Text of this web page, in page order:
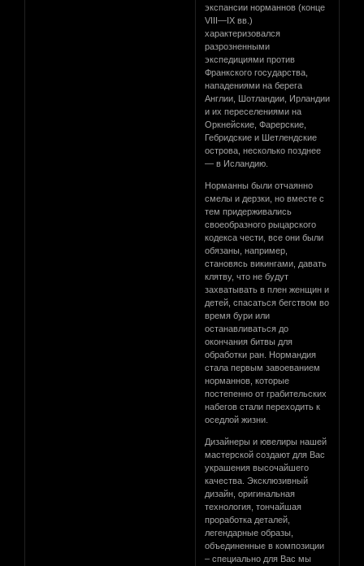
экспансии норманнов (конце
VIII—IX вв.)
характеризовался
разрозненными
экспедициями против
Франкского государства,
нападениями на берега
Англии, Шотландии, Ирландии
и их переселениями на
Оркнейские, Фарерские,
Гебридские и Шетлендские
острова, несколько позднее
— в Исландию.
Норманны были отчаянно
смелы и дерзки, но вместе с
тем придерживались
своеобразного рыцарского
кодекса чести, все они были
обязаны, например,
становясь викингами, давать
клятву, что не будут
захватывать в плен женщин и
детей, спасаться бегством во
время бури или
останавливаться до
окончания битвы для
обработки ран. Нормандия
стала первым завоеванием
норманнов, которые
постепенно от грабительских
набегов стали переходить к
оседлой жизни.
Дизайнеры и ювелиры нашей
мастерской создают для Вас
украшения высочайшего
качества. Эксклюзивный
дизайн, оригинальная
технология, тончайшая
проработка деталей,
легендарные образы,
объединенные в композиции
– специально для Вас мы